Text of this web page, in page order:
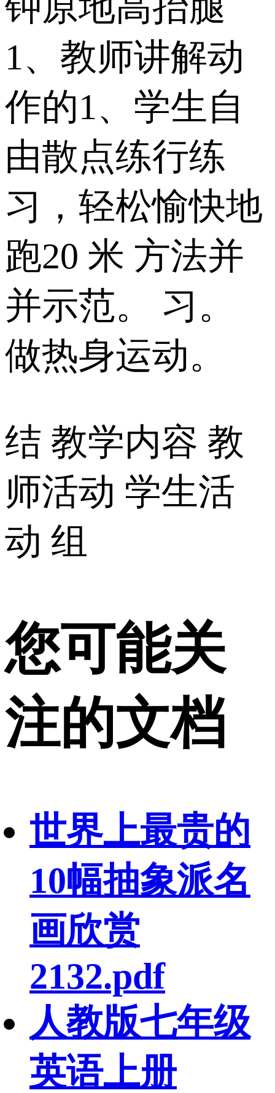
1、教师讲解动
作的1、学生自
由散点练行练
习，轻松愉快地
跑20 米 方法并
并示范。 习。
做热身运动。
结 教学内容 教
师活动 学生活
动 组
您可能关
注的文档
世界上最贵的
10幅抽象派名
画欣赏
2132.pdf
人教版七年级
英语上册